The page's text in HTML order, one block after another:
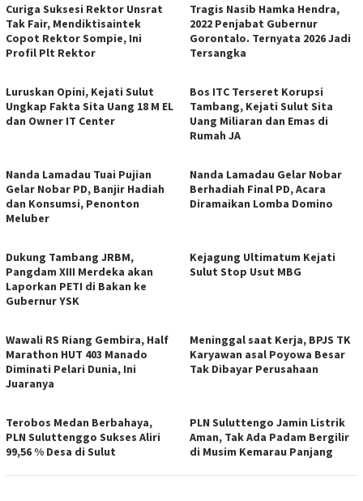
Curiga Suksesi Rektor Unsrat
Tak Fair, Mendiktisaintek
Copot Rektor Sompie, Ini
Profil Plt Rektor
Tragis Nasib Hamka Hendra,
2022 Penjabat Gubernur
Gorontalo. Ternyata 2026 Jadi
Tersangka
Luruskan Opini, Kejati Sulut
Ungkap Fakta Sita Uang 18 M EL
dan Owner IT Center
Bos ITC Terseret Korupsi
Tambang, Kejati Sulut Sita
Uang Miliaran dan Emas di
Rumah JA
Nanda Lamadau Tuai Pujian
Gelar Nobar PD, Banjir Hadiah
dan Konsumsi, Penonton
Meluber
Nanda Lamadau Gelar Nobar
Berhadiah Final PD, Acara
Diramaikan Lomba Domino
Dukung Tambang JRBM,
Pangdam XIII Merdeka akan
Laporkan PETI di Bakan ke
Gubernur YSK
Kejagung Ultimatum Kejati
Sulut Stop Usut MBG
Wawali RS Riang Gembira, Half
Marathon HUT 403 Manado
Diminati Pelari Dunia, Ini
Juaranya
Meninggal saat Kerja, BPJS TK
Karyawan asal Poyowa Besar
Tak Dibayar Perusahaan
Terobos Medan Berbahaya,
PLN Suluttenggo Sukses Aliri
99,56 % Desa di Sulut
PLN Suluttengo Jamin Listrik
Aman, Tak Ada Padam Bergilir
di Musim Kemarau Panjang